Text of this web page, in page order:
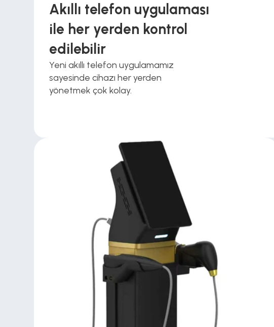
Akıllı telefon uygulaması
ile her yerden kontrol
edilebilir
Yeni akıllı telefon uygulamamız
sayesinde cihazı her yerden
yönetmek çok kolay.